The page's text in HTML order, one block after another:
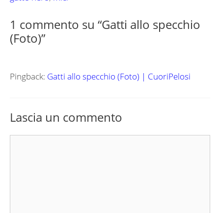
1 commento su “Gatti allo specchio
(Foto)”
Pingback: Gatti allo specchio (Foto) | CuoriPelosi
Lascia un commento